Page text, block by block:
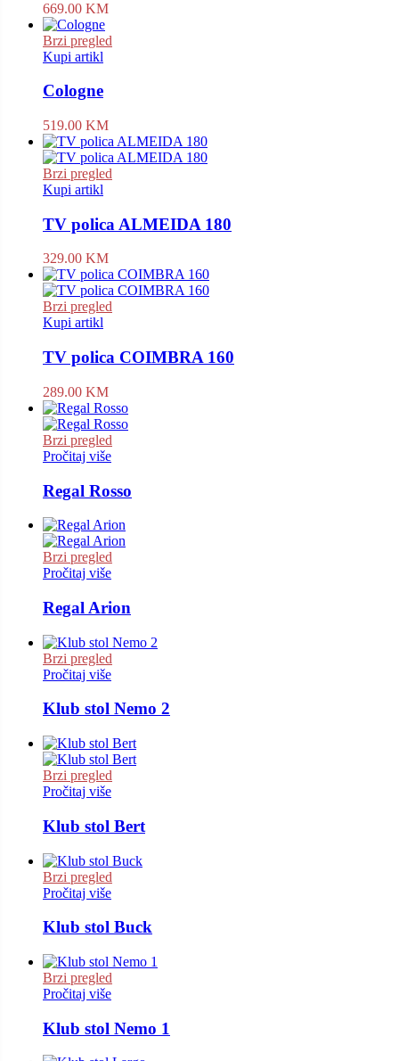
669.00 KM
Brzi pregled
Kupi artikl
Cologne
519.00 KM
Brzi pregled
Kupi artikl
TV polica ALMEIDA 180
329.00 KM
Brzi pregled
Kupi artikl
TV polica COIMBRA 160
289.00 KM
Brzi pregled
Pročitaj više
Regal Rosso
Brzi pregled
Pročitaj više
Regal Arion
Brzi pregled
Pročitaj više
Klub stol Nemo 2
Brzi pregled
Pročitaj više
Klub stol Bert
Brzi pregled
Pročitaj više
Klub stol Buck
Brzi pregled
Pročitaj više
Klub stol Nemo 1